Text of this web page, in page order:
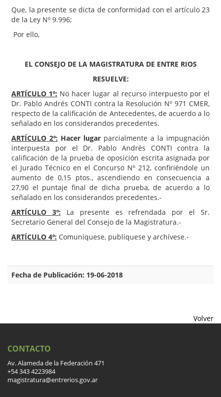
Que, la presente se dicta de conformidad con el artículo 23
de la Ley Nº 9.996;
Por ello,
EL CONSEJO DE LA MAGISTRATURA DE ENTRE RIOS
RESUELVE:
ARTÍCULO 1º: No hacer lugar al recurso interpuesto por el
Dr. Pablo Andrés CONTI contra la Resolución Nº 971 CMER,
respecto de la calificación de Antecedentes, de acuerdo a lo
señalado en los considerandos precedentes.
ARTÍCULO 2º: Hacer lugar parcialmente a la impugnación
interpuesta por el Dr. Pablo Andrés CONTI contra la
calificación de la prueba de oposición escrita asignada por
el Jurado Técnico en el Concurso Nº 212, confiriéndole un
aumento de 0,15 ptos., ascendiendo en consecuencia a
27,90 el puntaje final de dicha prueba, de acuerdo a lo
señalado en los considerandos precedentes.-
ARTÍCULO 3º: La presente es refrendada por el Sr.
Secretario General del Consejo de la Magistratura.-
ARTÍCULO 4º: Comuníquese, publíquese y archívese.-
Fecha de Publicación: 19-06-2018
Volver
CONTACTO
Av. Alameda de la Federación 471
+54 343 4223984
magistratura@entrerios.gov.ar